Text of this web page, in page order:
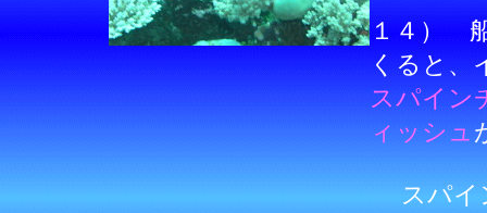
１４）
くると、
スパイン
ィッシュ
スパイ